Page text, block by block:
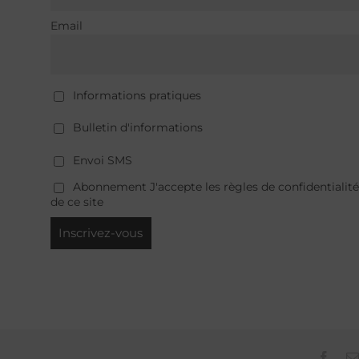
Email
Informations pratiques
Bulletin d'informations
Envoi SMS
Abonnement J'accepte les règles de confidentialité
de ce site